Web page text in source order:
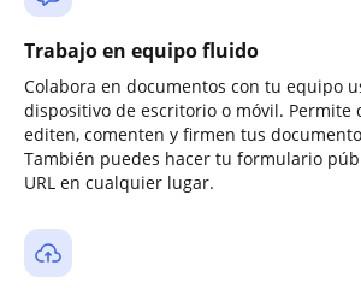
Trabajo en equipo fluido
Colabora en documentos con tu equipo
dispositivo de escritorio o móvil. Permite
editen, comenten y firmen tus
También puedes hacer tu formulario
URL en cualquier lugar.